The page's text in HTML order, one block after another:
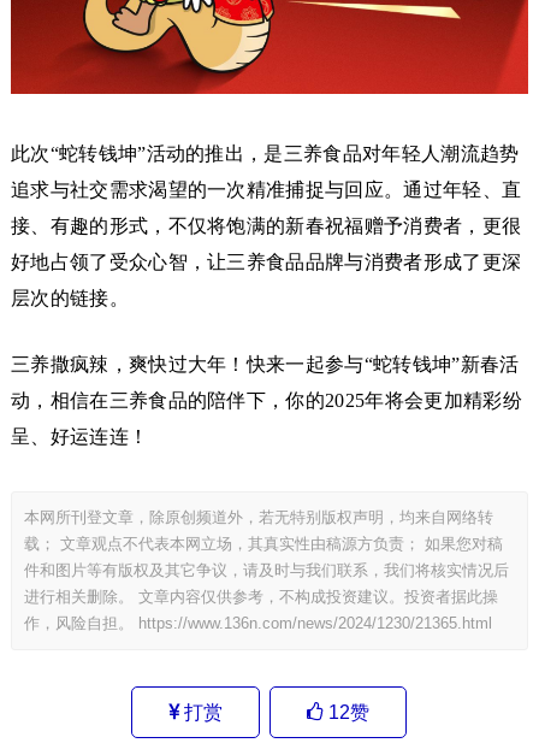
此次“蛇转钱坤”活动的推出，是三养食品对年轻人潮流趋势
追求与社交需求渴望的一次精准捕捉与回应。通过年轻、直
接、有趣的形式，不仅将饱满的新春祝福赠予消费者，更很
好地占领了受众心智，让三养食品品牌与消费者形成了更深
层次的链接。
三养撒疯辣，爽快过大年！快来一起参与“蛇转钱坤”新春活
动，相信在三养食品的陪伴下，你的2025年将会更加精彩纷
呈、好运连连！
本网所刊登文章，除原创频道外，若无特别版权声明，均来自网络转
载； 文章观点不代表本网立场，其真实性由稿源方负责； 如果您对稿
件和图片等有版权及其它争议，请及时与我们联系，我们将核实情况后
进行相关删除。 文章内容仅供参考，不构成投资建议。投资者据此操
作，风险自担。 https://www.136n.com/news/2024/1230/21365.html
打赏 12赞